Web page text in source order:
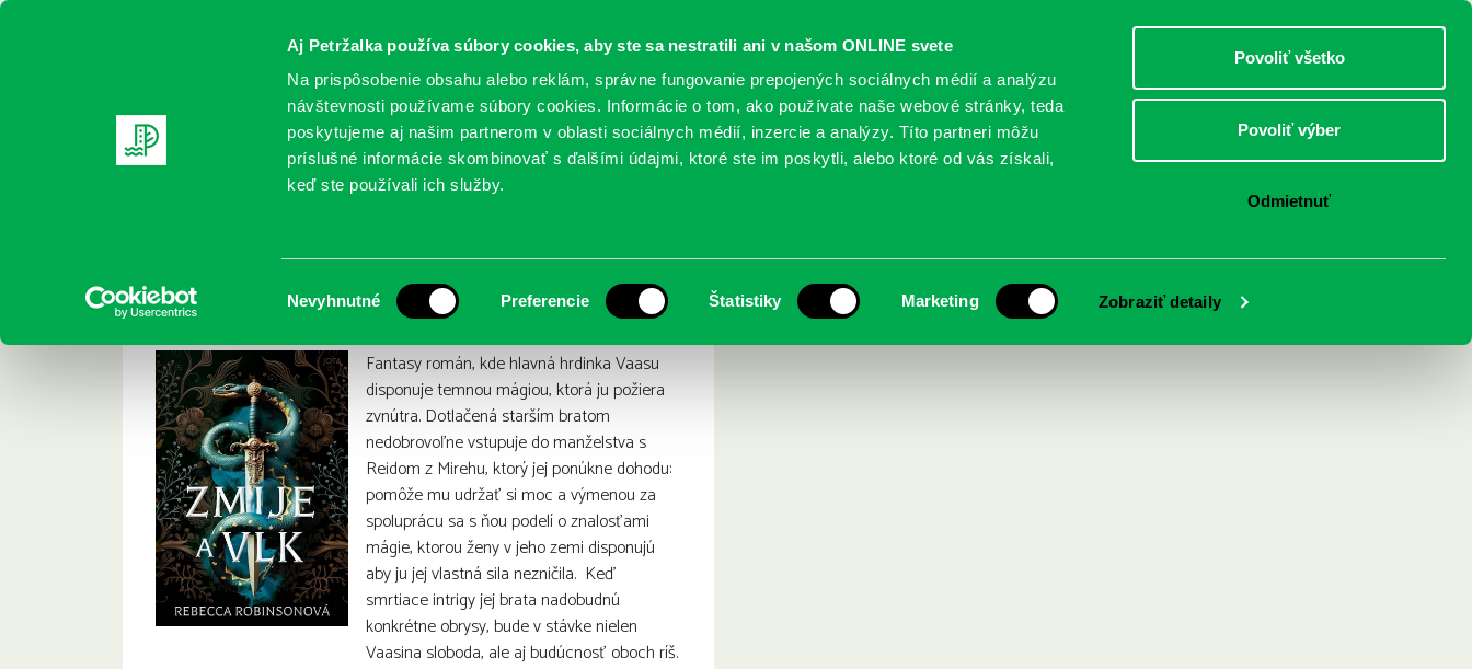
Aj Petržalka používa súbory cookies, aby ste sa nestratili ani v našom ONLINE svete
Na prispôsobenie obsahu alebo reklám, správne fungovanie prepojených sociálnych médií a analýzu
návštevnosti používame súbory cookies. Informácie o tom, ako používate naše webové stránky, teda
poskytujeme aj našim partnerom v oblasti sociálnych médií, inzercie a analýzy. Títo partneri môžu
príslušné informácie skombinovať s ďalšími údajmi, ktoré ste im poskytli, alebo ktoré od vás získali,
keď ste používali ich služby.
súhlasu
Nevyhnutné Preferencie Štatistiky Marketing Zobraziť detaily
Povoliť všetko
Povoliť výber
Odmietnuť
DOSPELÍ
REGISTRUJTE SA ONLINE KATALÓGY SLUŽBY PODUJATIA POBOČKY O KNIŽNICI
Robinson, Rebecca: Zmije a vlk
Fantasy román, kde hlavná hrdinka Vaasu
disponuje temnou mágiou, ktorá ju požiera
zvnútra. Dotlačená starším bratom
nedobrovoľne vstupuje do manželstva s
Reidom z Mirehu, ktorý jej ponúkne dohodu:
pomôže mu udržať si moc a výmenou za
spoluprácu sa s ňou podelí o znalosťami
mágie, ktorou ženy v jeho zemi disponujú
aby ju jej vlastná sila nezničila. Keď
smrtiace intrigy jej brata nadobudnú
konkrétne obrysy, bude v stávke nielen
Vaasina sloboda, ale aj budúcnosť oboch ríš.